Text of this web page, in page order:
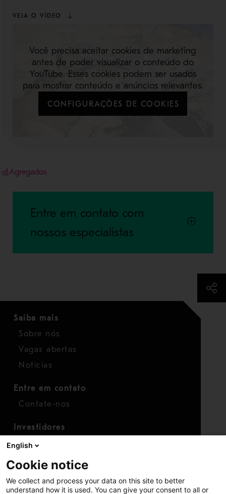
VEJA O VÍDEO
Você precisa aceitar cookies de marketing
antes de poder visualizar o conteúdo do
YouTube. Esses cookies podem ser usados
para mostrar conteúdo e anúncios relevantes.
CONFIGURAÇÕES DE COOKIES
Agregados
Entre em contato com
nossos especialistas
Saiba mais
Sobre nós
Vagas abertas
Notícias
Entre em contato
Contate-nos
Investidores
Calendário para investidores
Finanças
English
Cookie notice
We collect and process your data on this site to better
understand how it is used. You can give your consent to all or